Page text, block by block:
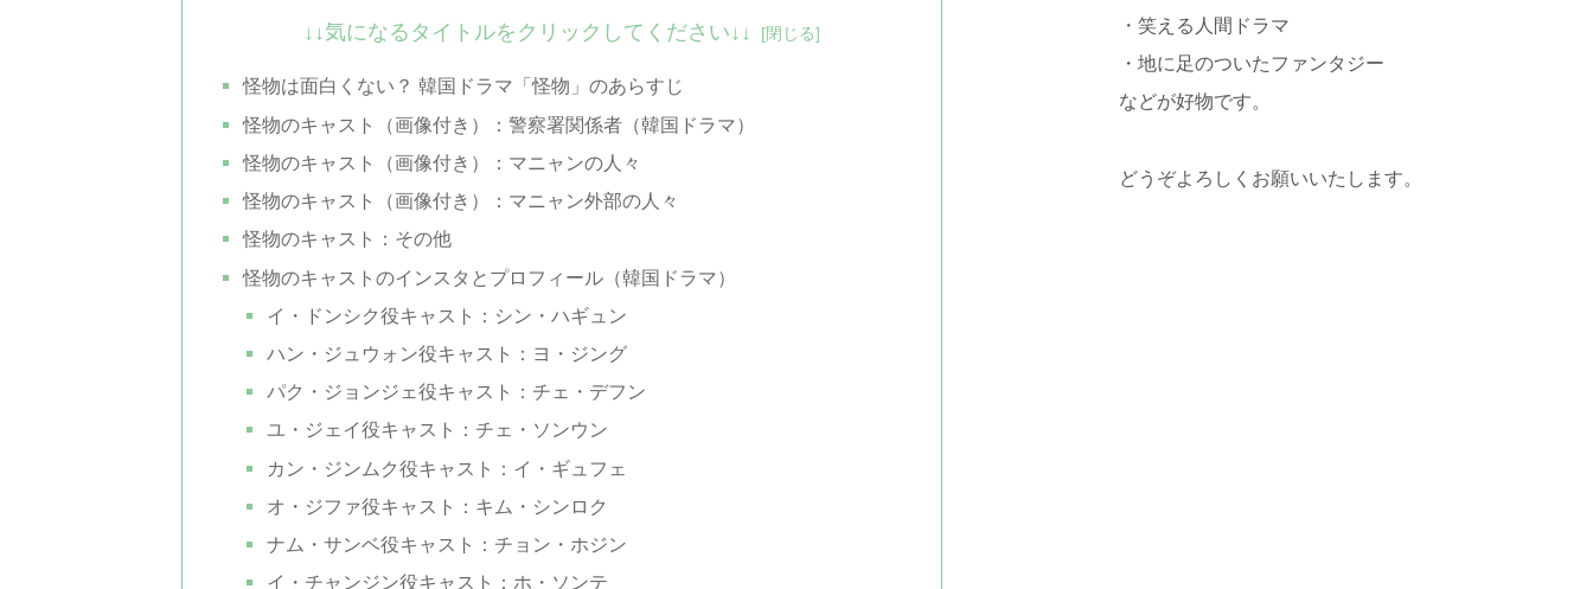
↓↓気になるタイトルをクリックしてください↓↓
怪物は面白くない？ 韓国ドラマ「怪物」のあらすじ
怪物のキャスト（画像付き）：警察署関係者（韓国ドラマ）
怪物のキャスト（画像付き）：マニャンの人々
怪物のキャスト（画像付き）：マニャン外部の人々
怪物のキャスト：その他
怪物のキャストのインスタとプロフィール（韓国ドラマ）
イ・ドンシク役キャスト：シン・ハギュン
ハン・ジュウォン役キャスト：ヨ・ジング
パク・ジョンジェ役キャスト：チェ・デフン
ユ・ジェイ役キャスト：チェ・ソンウン
カン・ジンムク役キャスト：イ・ギュフェ
オ・ジファ役キャスト：キム・シンロク
ナム・サンベ役キャスト：チョン・ホジン
イ・チャンジン役キャスト：ホ・ソンテ
・笑える人間ドラマ
・地に足のついたファンタジー
などが好物です。
どうぞよろしくお願いいたします。